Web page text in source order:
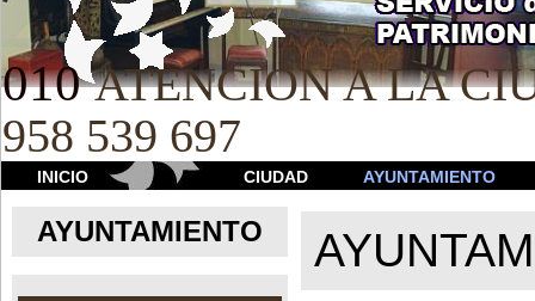
010 ATENCION A LA
958 539 697
INICIO CIUDAD AYUNTAMIENTO
AYUNTAMIENTO